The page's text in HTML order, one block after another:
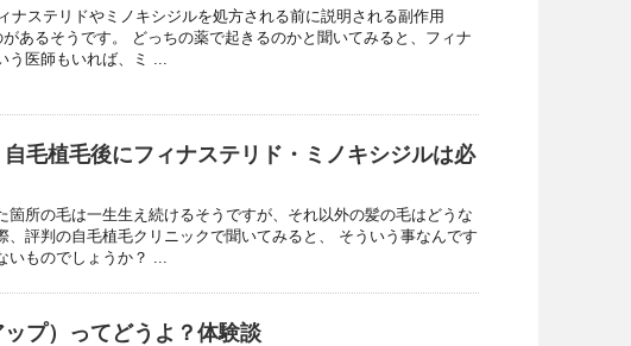
ナステリドやミノキシジルを処方される前に説明される副作用
があるそうです。 どっちの薬で起きるのかと聞いてみると、フィナ
う医師もいれば、ミ ...
自毛植毛後にフィナステリド・ミノキシジルは必
箇所の毛は一生生え続けるそうですが、それ以外の髪の毛はどうな
、評判の自毛植毛クリニックで聞いてみると、 そういう事なんです
いものでしょうか？ ...
プ）ってどうよ？体験談